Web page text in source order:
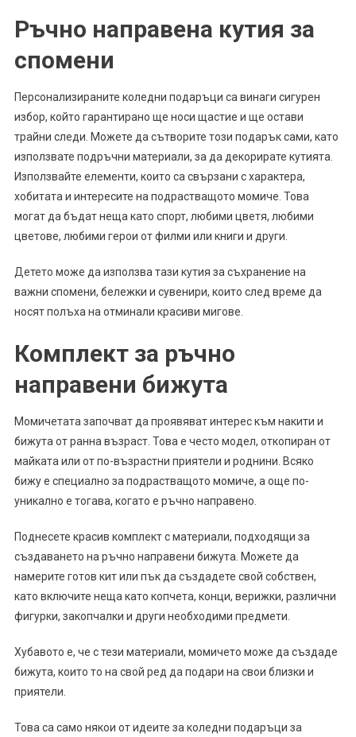
Ръчно направена кутия за
спомени
Персонализираните коледни подаръци са винаги сигурен
избор, който гарантирано ще носи щастие и ще остави
трайни следи. Можете да сътворите този подарък сами, като
използвате подръчни материали, за да декорирате кутията.
Използвайте елементи, които са свързани с характера,
хобитата и интересите на подрастващото момиче. Това
могат да бъдат неща като спорт, любими цветя, любими
цветове, любими герои от филми или книги и други.
Детето може да използва тази кутия за съхранение на
важни спомени, бележки и сувенири, които след време да
носят полъха на отминали красиви мигове.
Комплект за ръчно
направени бижута
Момичетата започват да проявяват интерес към накити и
бижута от ранна възраст. Това е често модел, откопиран от
майката или от по-възрастни приятели и роднини. Всяко
бижу е специално за подрастващото момиче, а още по-
уникално е тогава, когато е ръчно направено.
Поднесете красив комплект с материали, подходящи за
създаването на ръчно направени бижута. Можете да
намерите готов кит или пък да създадете свой собствен,
като включите неща като копчета, конци, верижки, различни
фигурки, закопчалки и други необходими предмети.
Хубавото е, че с тези материали, момичето може да създаде
бижута, които то на свой ред да подари на свои близки и
приятели.
Това са само някои от идеите за коледни подаръци за